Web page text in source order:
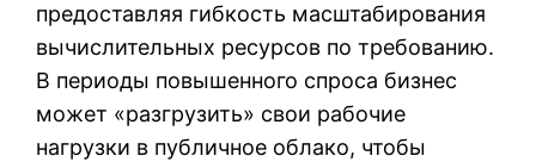
предоставляя гибкость масштабирования
вычислительных ресурсов по требованию.
В периоды повышенного спроса бизнес
может «разгрузить» свои рабочие
нагрузки в публичное облако, чтобы